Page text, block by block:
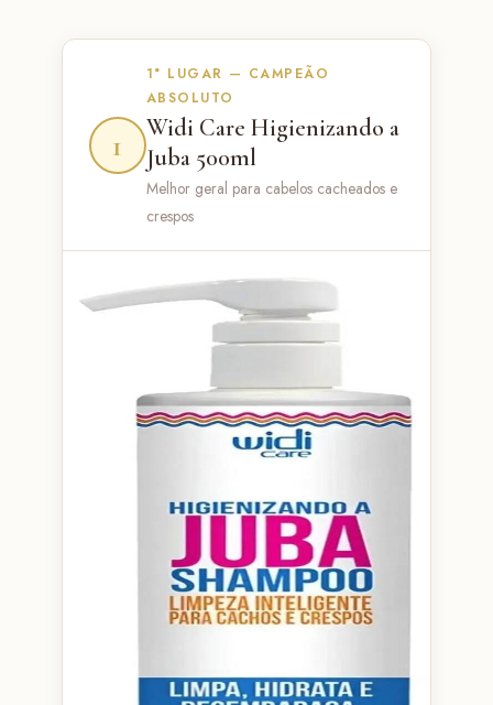
1
1° LUGAR — CAMPEÃO
ABSOLUTO
Widi Care Higienizando a
Juba 500ml
Melhor geral para cabelos cacheados e
crespos